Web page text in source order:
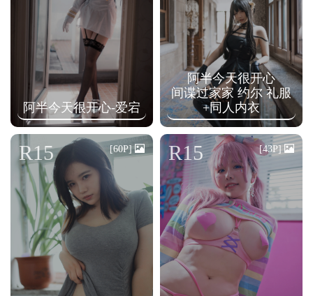
g
a
t
i
o
n
阿半今天很开心-爱宕
阿半今天很开心
间谍过家家 约尔 礼服
+同人内衣
R15 [60P] R15 [43P]